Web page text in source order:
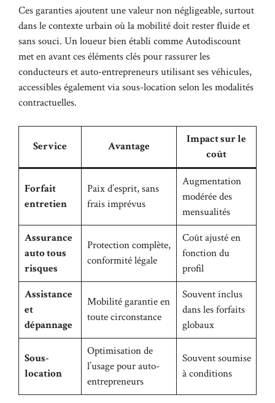
Ces garanties ajoutent une valeur non négligeable, surtout
dans le contexte urbain où la mobilité doit rester fluide et
sans souci. Un loueur bien établi comme Autodiscount
met en avant ces éléments clés pour rassurer les
conducteurs et auto-entrepreneurs utilisant ses véhicules,
accessibles également via sous-location selon les modalités
contractuelles.
Service Avantage
Impact sur le
coût
Forfait
entretien
Paix d’esprit, sans
frais imprévus
Augmentation
modérée des
mensualités
Assurance
auto tous
risques
Protection complète,
conformité légale
Coût ajusté en
fonction du
profil
Assistance
et
dépannage
Mobilité garantie en
toute circonstance
Souvent inclus
dans les forfaits
globaux
Sous-
location
Optimisation de
l’usage pour auto-
entrepreneurs
Souvent soumise
à conditions